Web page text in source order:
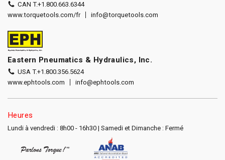
CAN T.+1.800.663.6344
www.torquetools.com/fr
info@torquetools.com
Eastern Pneumatics & Hydraulics, Inc.
USA T.+1.800.356.5624
www.ephtools.com
info@ephtools.com
Heures
Lundi à vendredi : 8h00 - 16h30 | Samedi et Dimanche : Fermé